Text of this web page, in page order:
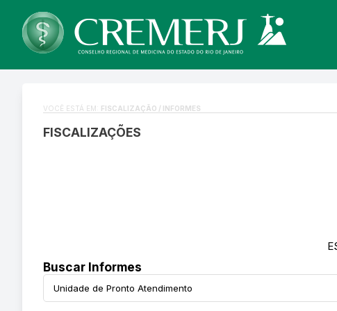
VOCÊ ESTÁ EM: FISCALIZAÇÃO / INFORMES
FISCALIZAÇÕES
Buscar Informes